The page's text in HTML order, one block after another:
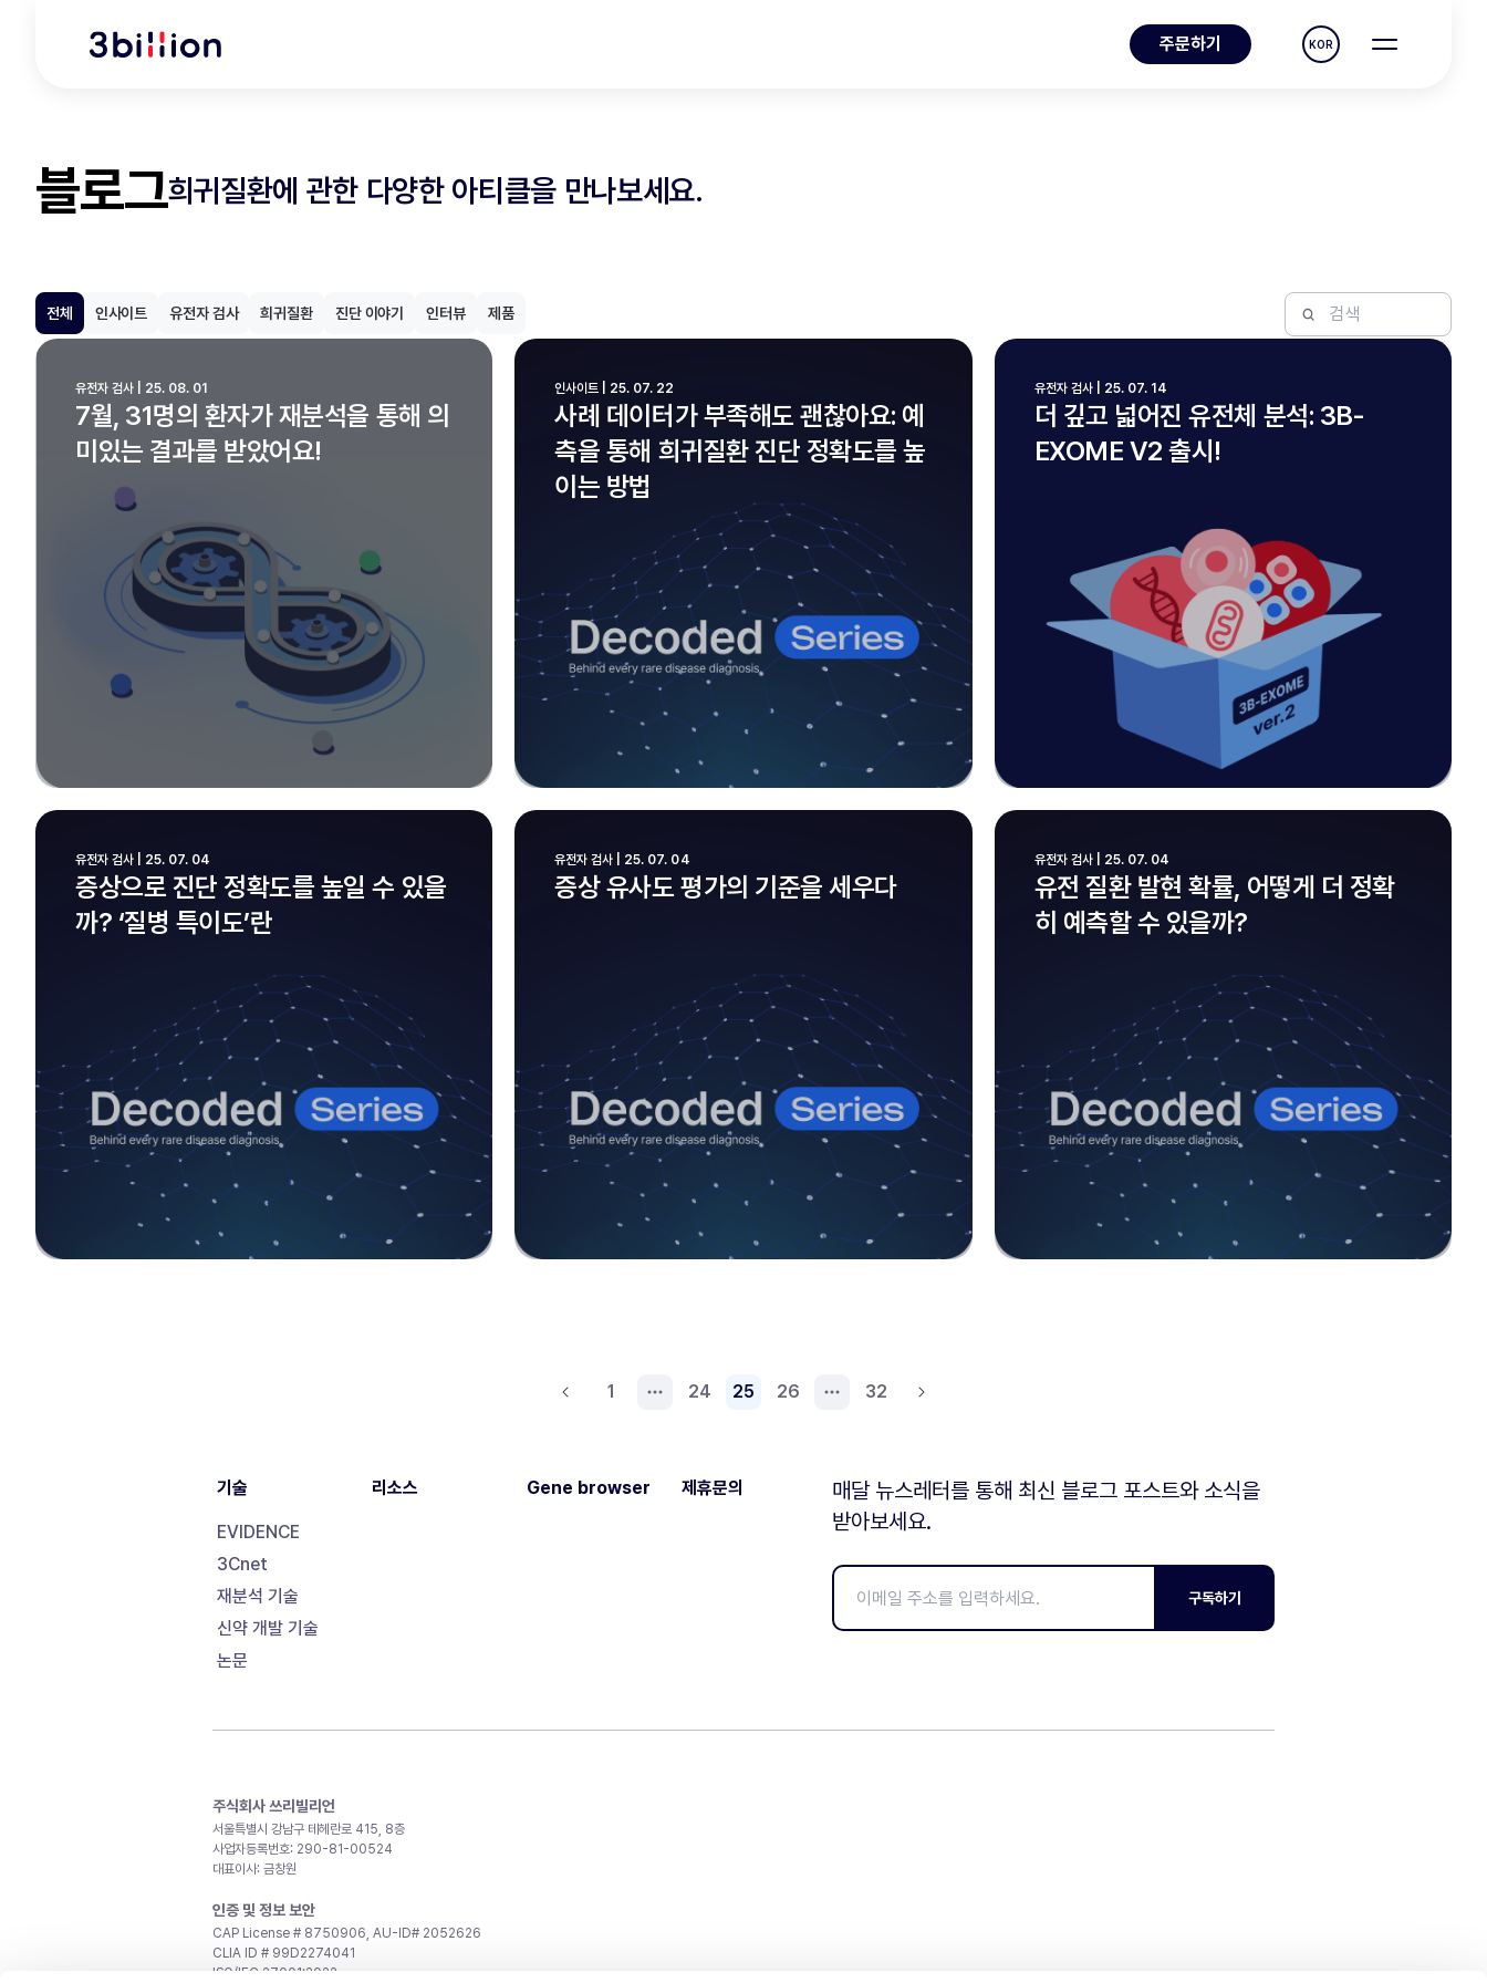
주문하기 KOR
블로그희귀질환에 관한 다양한 아티클을 만나보세요.
전체 인사이트 유전자 검사 희귀질환 진단 이야기 인터뷰 제품
7월, 31명의 환자가 재분석을 통해 의
미있는 결과를 받았어요!
유전자 검사 | 25. 08. 01
사례 데이터가 부족해도 괜찮아요: 예
측을 통해 희귀질환 진단 정확도를 높
이는 방법
인사이트 | 25. 07. 22
더 깊고 넓어진 유전체 분석: 3B-
EXOME V2 출시!
유전자 검사 | 25. 07. 14
증상으로 진단 정확도를 높일 수 있을
까? ‘질병 특이도’란
유전자 검사 | 25. 07. 04
증상 유사도 평가의 기준을 세우다
유전자 검사 | 25. 07. 04
유전 질환 발현 확률, 어떻게 더 정확
히 예측할 수 있을까?
유전자 검사 | 25. 07. 04
1 24 25 26 32
기술
EVIDENCE
3Cnet
재분석 기술
신약 개발 기술
논문
리소스 Gene browser 제휴문의
매달 뉴스레터를 통해 최신 블로그 포스트와 소식을
받아보세요.
구독하기
주식회사 쓰리빌리언
서울특별시 강남구 테헤란로 415, 8층
사업자등록번호: 290-81-00524
대표이사: 금창원
인증 및 정보 보안
CAP License # 8750906, AU-ID# 2052626
CLIA ID # 99D2274041
ISO/IEC 27001:2022